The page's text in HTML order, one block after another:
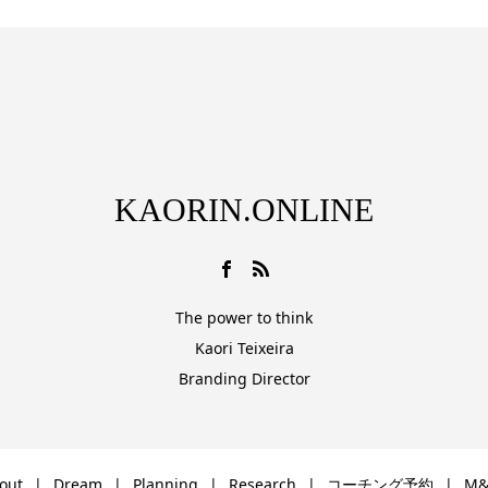
KAORIN.ONLINE
The power to think
Kaori Teixeira
Branding Director
Dream Planning Research コーチング予約